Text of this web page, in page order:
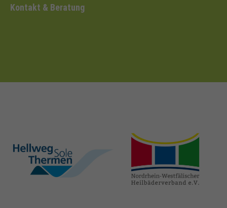
Kontakt & Beratung
hellweg-sole-
thermen.de
heilbaeder.de